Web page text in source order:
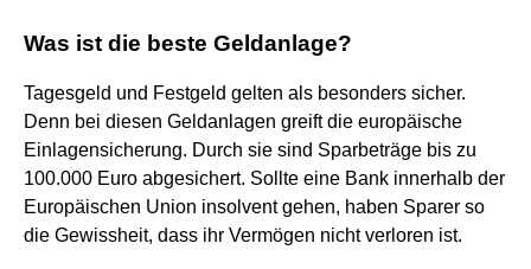
Was ist die beste Geldanlage?
Tagesgeld und Festgeld gelten als besonders sicher.
Denn bei diesen Geldanlagen greift die europäische
Einlagensicherung. Durch sie sind Sparbeträge bis zu
100.000 Euro abgesichert. Sollte eine Bank innerhalb der
Europäischen Union insolvent gehen, haben Sparer so
die Gewissheit, dass ihr Vermögen nicht verloren ist.